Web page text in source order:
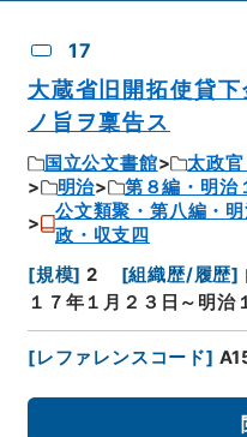
17
大蔵省旧開拓使貸
ノ旨ヲ稟告ス
国立公文書館 太政
明治
第８編・明治
公文類聚・第八編・
政・収支四
[規模] 2 [組織歴/履歴]
１７年１月２３日～明治
[レファレンスコード]